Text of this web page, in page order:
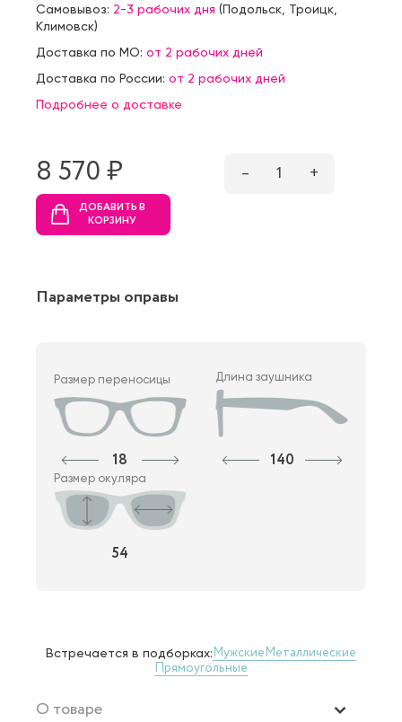
Самовывоз: 2-3 рабочих дня (Подольск Троицк
Климовск)
Доставка по МО: от 2 рабочих дней
Доставка по России: от 2 рабочих дней
Подробнее о доставке
8 570 ₷ – 1 +
ДОБАВИТЬ В
КОРЗИНУ
Параметры оправы
Размер переносицы
18
Длина заушника
140
Размер окуляра
54
Встречается в подборках:МужскиеМеталлические
Прямоугольные
О товаре